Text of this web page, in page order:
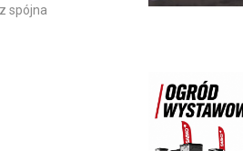
spójna